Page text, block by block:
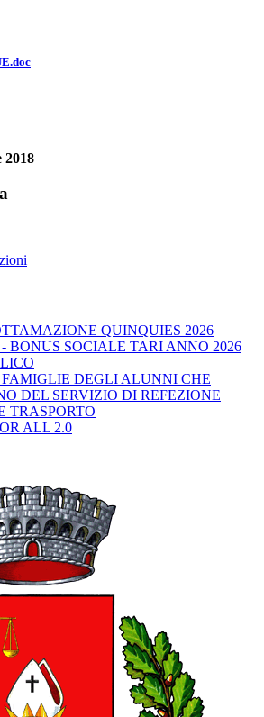
2018
QUINQUIES 2026
- BONUS SOCIALE TARI ANNO 2026
DEGLI ALUNNI CHE
DEL SERVIZIO DI REFEZIONE
TRASPORTO
ALL 2.0